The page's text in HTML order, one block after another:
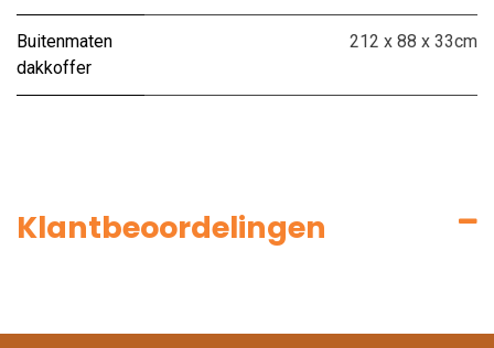
Buitenmaten
dakkoffer
212 x 88 x 33cm
Klantbeoordelingen